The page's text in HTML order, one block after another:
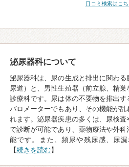
口コミ検索はこち
泌尿器科について
泌尿器科は、尿の生成と排出に関わる
尿道）と、男性生殖器（前立腺、精
診療科です。尿は体の不要物を排出
バロメーターでもあり、その機能が
れます。泌尿器疾患の多くは、尿検
で診断が可能であり、薬物療法や外
能です。また、頻尿や残尿感、尿
【続きを読む】